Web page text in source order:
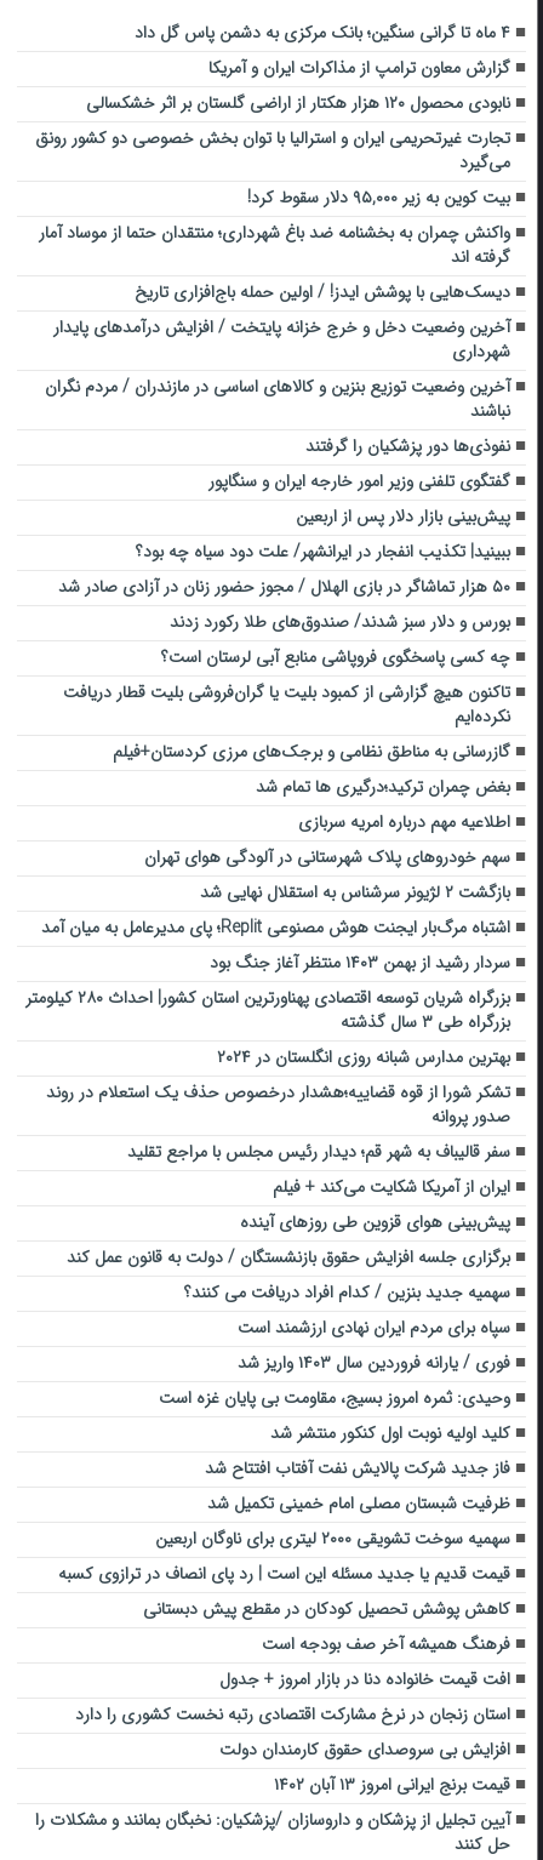
۴ ماه تا گرانی سنگین؛ بانک مرکزی به دشمن پاس گل داد
گزارش معاون ترامپ از مذاکرات ایران و آمریکا
نابودی محصول ۱۲۰ هزار هکتار از اراضی گلستان بر اثر خشکسالی
تجارت غیرتحریمی ایران و استرالیا با توان بخش خصوصی دو کشور رونق
می‌گیرد
بیت کوین به زیر ۹۵,۰۰۰ دلار سقوط کرد!
واکنش چمران به بخشنامه ضد باغ شهرداری؛ منتقدان حتما از موساد آمار
گرفته اند
دیسک‌هایی با پوشش ایدز! / اولین حمله باج‌افزاری تاریخ
آخرین وضعیت دخل و خرج خزانه پایتخت / افزایش درآمدهای پایدار
شهرداری
آخرین وضعیت توزیع بنزین و کالاهای اساسی در مازندران / مردم نگران
نباشند
نفوذی‌ها دور پزشکیان را گرفتند
گفتگوی تلفنی وزیر امور خارجه ایران و سنگاپور
پیش‌بینی بازار دلار پس از اربعین
ببینید| تکذیب ‌انفجار در ایرانشهر/ ️علت دود سیاه چه بود؟
۵۰ هزار تماشاگر در بازی الهلال / مجوز حضور زنان در آزادی صادر شد
بورس و دلار سبز شدند/ صندوق‌های طلا رکورد زدند
چه کسی پاسخگوی فروپاشی منابع آبی لرستان است؟
تاکنون هیچ گزارشی از کمبود بلیت یا گران‌فروشی بلیت قطار دریافت
نکرده‌ایم
گازرسانی به مناطق نظامی و برجک‌های مرزی کردستان+فیلم
بغض چمران ترکید؛درگیری ها تمام شد
اطلاعیه مهم درباره امریه سربازی
سهم خودروهای پلاک شهرستانی در آلودگی هوای تهران
بازگشت ۲ لژیونر سرشناس به استقلال نهایی شد
اشتباه مرگ‌بار ایجنت هوش مصنوعی Replit؛ پای مدیرعامل به میان آمد
سردار رشید از بهمن ۱۴۰۳ منتظر آغاز جنگ بود
بزرگراه شریان توسعه اقتصادی پهناورترین استان کشور| احداث ۲۸۰ کیلومتر
بزرگراه طی ۳ سال گذشته
بهترین مدارس شبانه روزی انگلستان در ۲۰۲۴
تشکر شورا از قوه قضاییه؛هشدار درخصوص حذف یک استعلام در روند
صدور پروانه
سفر قالیباف به شهر قم؛ دیدار رئیس مجلس با مراجع تقلید
ایران از آمریکا شکایت می‌کند + فیلم
پیش‌بینی هوای قزوین طی روزهای آینده
برگزاری جلسه افزایش حقوق بازنشستگان / دولت به قانون عمل کند
سهمیه جدید بنزین / کدام افراد دریافت می کنند؟
سپاه برای مردم ایران نهادی ارزشمند است
فوری / یارانه فروردین سال ۱۴۰۳ واریز شد
وحیدی: ثمره امروز بسیج، مقاومت بی پایان غزه است
کلید اولیه نوبت اول کنکور منتشر شد
فاز جدید شرکت پالایش نفت آفتاب افتتاح شد
ظرفیت شبستان مصلی امام خمینی تکمیل شد
سهمیه سوخت تشویقی ۲۰۰۰ لیتری برای ناوگان اربعین
قیمت قدیم یا جدید مسئله این است | رد پای انصاف در ترازوی کسبه
کاهش پوشش تحصیل کودکان در مقطع پیش دبستانی
فرهنگ همیشه آخر صف بودجه است
افت قیمت خانواده دنا در بازار امروز + جدول
استان زنجان در نرخ مشارکت اقتصادی رتبه نخست کشوری را دارد
افزایش بی سروصدای حقوق کارمندان دولت
قیمت برنج ایرانی امروز ۱۳ آبان ۱۴۰۲
آیین تجلیل از پزشکان و داروسازان /پزشکیان: نخبگان بمانند و مشکلات را
حل کنند